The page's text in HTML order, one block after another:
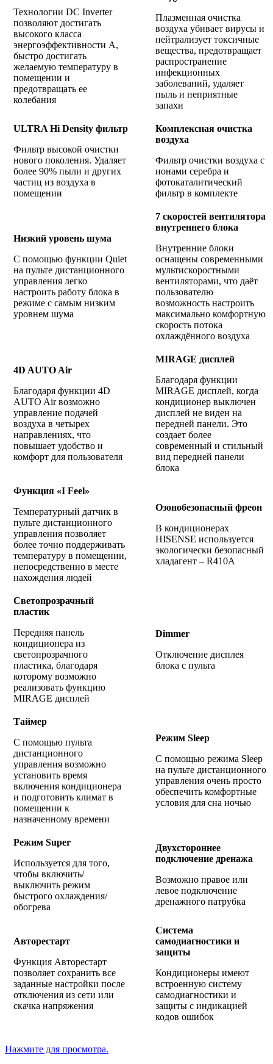
Технологии DC Inverter
позволяют достигать
высокого класса
энергоэффективности А,
быстро достигать
желаемую температуру в
помещении и
предотвращать ее
колебания
Плазменная очистка
воздуха убивает вирусы и
нейтрализует токсичные
вещества, предотвращает
распространение
инфекционных
заболеваний, удаляет
пыль и неприятные
запахи
ULTRA Hi Density фильтр
Фильтр высокой очистки
нового поколения. Удаляет
более 90% пыли и других
частиц из воздуха в
помещении
Комплексная очистка
воздуха
Фильтр очистки воздуха с
ионами серебра и
фотокаталитический
фильтр в комплекте
Низкий уровень шума
С помощью функции Quiet
на пульте дистанционного
управления легко
настроить работу блока в
режиме с самым низким
уровнем шума
7 скоростей вентилятора
внутреннего блока
Внутренние блоки
оснащены современными
мультискоростными
вентиляторами, что даёт
пользователю
возможность настроить
максимально комфортную
скорость потока
охлаждённого воздуха
4D AUTO Air
Благодаря функции 4D
AUTO Air возможно
управление подачей
воздуха в четырех
направлениях, что
повышает удобство и
комфорт для пользователя
MIRAGE дисплей
Благодаря функции
MIRAGE дисплей, когда
кондиционер выключен
дисплей не виден на
передней панели. Это
создает более
современный и стильный
вид передней панели
блока
Функция «I Feel»
Температурный датчик в
пульте дистанционного
управления позволяет
более точно поддерживать
температуру в помещении,
непосредственно в месте
нахождения людей
Озонобезопасный фреон
В кондиционерах
HISENSE используется
экологически безопасный
хладагент – R410A
Светопрозрачный
пластик
Передняя панель
кондиционера из
светопрозрачного
пластика, благодаря
которому возможно
реализовать функцию
MIRAGE дисплей
Dimmer
Отключение дисплея
блока с пульта
Таймер
С помощью пульта
дистанционного
управления возможно
установить время
включения кондиционера
и подготовить климат в
помещении к
назначенному времени
Режим Sleep
С помощью режима Sleep
на пульте дистанционного
управления очень просто
обеспечить комфортные
условия для сна ночью
Режим Super
Используется для того,
чтобы включить/
выключить режим
быстрого охлаждения/
обогрева
Двухстороннее
подключение дренажа
Возможно правое или
левое подключение
дренажного патрубка
Авторестарт
Функция Авторестарт
позволяет сохранить все
заданные настройки после
отключения из сети или
скачка напряжения
Система
самодиагностики и
защиты
Кондиционеры имеют
встроенную систему
самодиагностики и
защиты с индикацией
кодов ошибок
Нажмите для просмотра.